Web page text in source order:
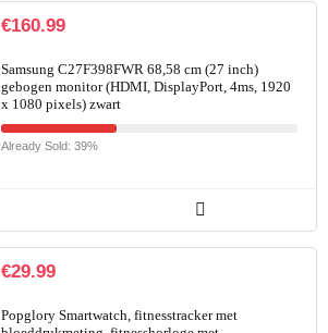
€160.99
Samsung C27F398FWR 68,58 cm (27 inch)
gebogen monitor (HDMI, DisplayPort, 4ms, 1920
x 1080 pixels) zwart
Already Sold: 39%
€29.99
Popglory Smartwatch, fitnesstracker met